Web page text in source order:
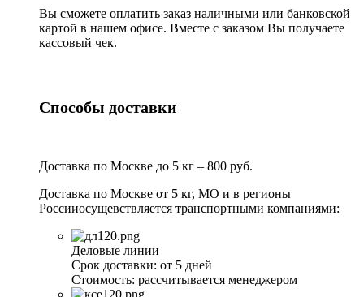
Вы сможете оплатить заказ наличными или банковской
картой в нашем офисе. Вместе с заказом Вы получаете
кассовый чек.
Способы доставки
Доставка по Москве до 5 кг – 800 руб.
Доставка по Москве от 5 кг, МО и в регионы
Россииосущевствляется транспортными компаниями:
Деловые линии
Срок доставки: от 5 дней
Стоимость: рассчитывается менеджером